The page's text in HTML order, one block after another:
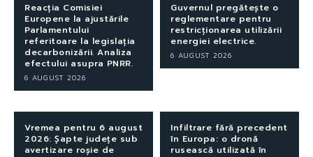
Reacția Comisiei
Europene la ajustările
Parlamentului
referitoare la legislația
decarbonizării. Analiza
efectului asupra PNRR.
6 AUGUST 2026
Guvernul pregătește o
reglementare pentru
restricționarea utilizării
energiei electrice.
6 AUGUST 2026
Vremea pentru 6 august
2026: Șapte județe sub
avertizare roșie de
Infiltrare fără precedent
în Europa: o dronă
rusească utilizată în